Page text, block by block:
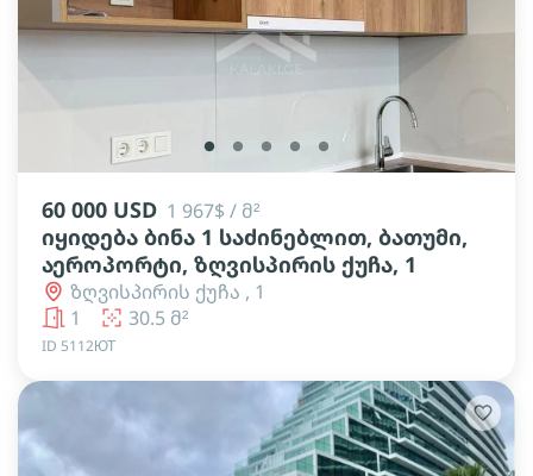
lens lens lens lens lens
60 000 USD 1 967$ / მ²
იყიდება ბინა 1 საძინებლით, ბათუმი,
აეროპორტი, ზღვისპირის ქუჩა, 1
ზღვისპირის ქუჩა , 1
1
30.5 მ²
ID 5112ЮТ